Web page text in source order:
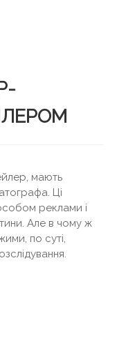
мають
Ці
реклами і
Але в чому ж
по суті,